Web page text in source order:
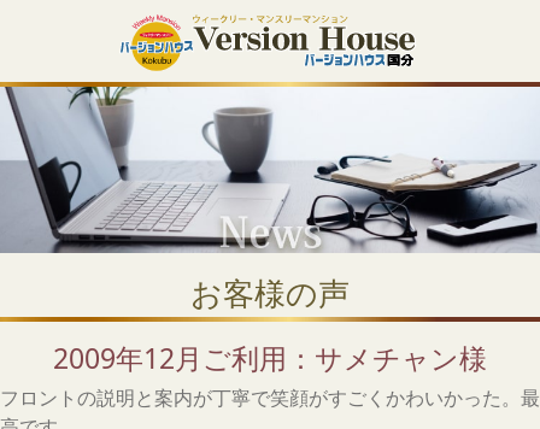
お客様の声
2009年12月ご利用：サメチャン様
フロントの説明と案内が丁寧で笑顔がすごくかわいかった。最